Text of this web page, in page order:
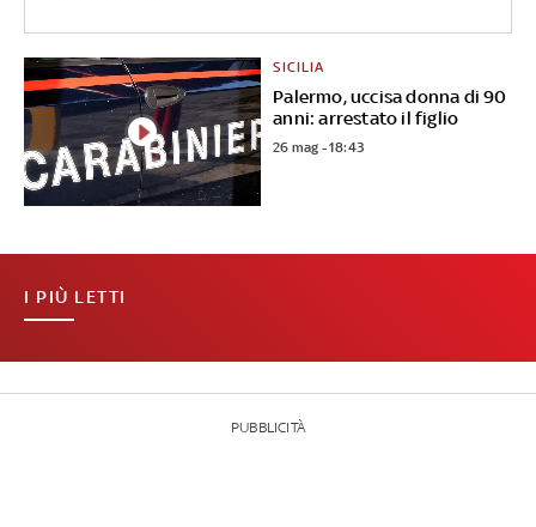
Palermo, uccisa donna di 90
anni: arrestato il figlio
SICILIA
26 mag - 18:43
I PIÙ LETTI
PUBBLICITÀ